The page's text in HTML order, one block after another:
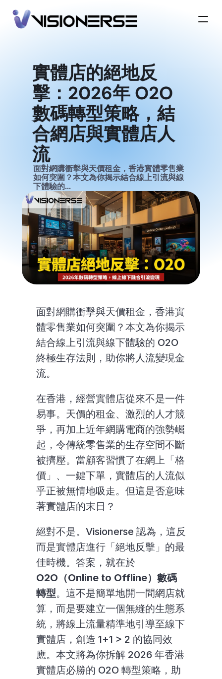
實體店的絕地反
擊：2026年 O2O
數碼轉型策略，結
合網店與實體店人
流
面對網購衝擊與天價租金，香港實體零售業
如何突圍？本文為你揭示結合線上引流與線
下體驗的...
面對網購衝擊與天價租金，香港實
體零售業如何突圍？本文為你揭示
結合線上引流與線下體驗的 O2O
終極生存法則，助你將人流變現金
流。
在香港，經營實體店從來不是一件
易事。天價的租金、激烈的人才競
爭，再加上近年網購電商的強勢崛
起，令傳統零售業的生存空間不斷
被擠壓。當顧客習慣了在網上「格
價」、一鍵下單，實體店的人流似
乎正被無情地吸走。但這是否意味
著實體店的末日？
絕對不是。Visionerse 認為，這反
而是實體店進行「絕地反擊」的最
O2O（Online to Offline）數碼
轉型。這不是簡單地開一間網店就
算，而是要建立一個無縫的生態系
統，將線上流量精準地引導至線下
實體店，創造 1+1 > 2 的協同效
應。本文將為你拆解 2026 年香港
實體店必勝的 O2O 轉型策略，助